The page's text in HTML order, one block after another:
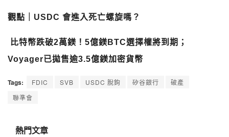
觀點｜USDC 會進入死亡螺旋嗎？
比特幣跌破2萬鎂！5億鎂BTC選擇權將到期；
Voyager已拋售逾3.5億鎂加密貨幣
Tags: FDIC SVB USDC 脫鉤 矽谷銀行
破產
聯準會
熱門文章